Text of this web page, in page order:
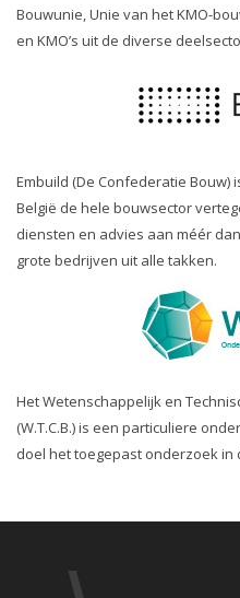
Bouwunie, Unie van het KMO-
en KMO’s uit de diverse
Embuild (De Confederatie
België de hele bouwsector
diensten en advies aan méér
grote bedrijven uit alle takken.
Het Wetenschappelijk en
(W.T.C.B.) is een particuliere
doel het toegepast onderzoek